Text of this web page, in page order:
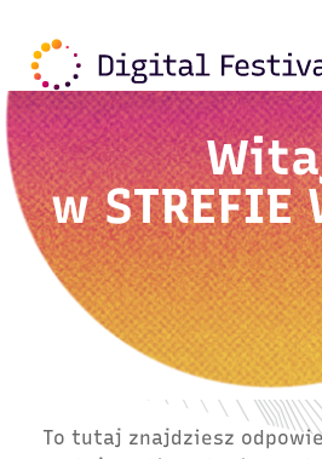
wSTREFIE
To tutaj znajdziesz